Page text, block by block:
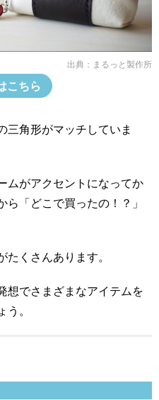
出典： まるっと製作所
こちら
三角形がマッチしていま
ムがアクセントになってか
「どこで買ったの！？」
くさんあります。
想でさまざまなアイテムを
。